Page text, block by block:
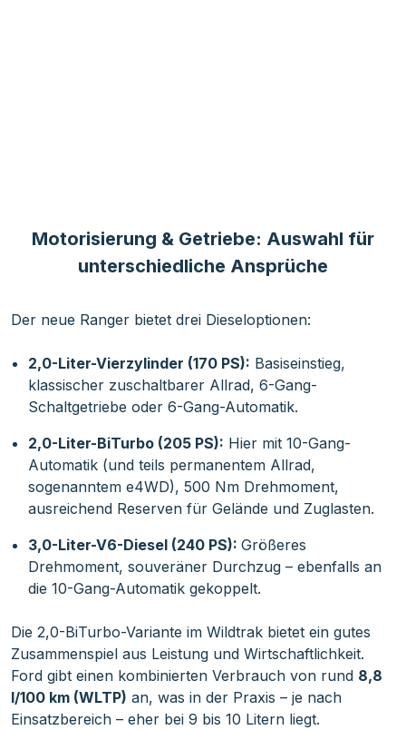
Motorisierung & Getriebe: Auswahl für
unterschiedliche Ansprüche
Der neue Ranger bietet drei Dieseloptionen:
2,0-Liter-Vierzylinder (170 PS): Basiseinstieg,
klassischer zuschaltbarer Allrad, 6-Gang-
Schaltgetriebe oder 6-Gang-Automatik.
2,0-Liter-BiTurbo (205 PS): Hier mit 10-Gang-
Automatik (und teils permanentem Allrad,
sogenanntem e4WD), 500 Nm Drehmoment,
ausreichend Reserven für Gelände und Zuglasten.
3,0-Liter-V6-Diesel (240 PS):Größeres
Drehmoment, souveräner Durchzug – ebenfalls an
die 10-Gang-Automatik gekoppelt.
Die 2,0-BiTurbo-Variante im Wildtrak bietet ein gutes
Zusammenspiel aus Leistung und Wirtschaftlichkeit.
Ford gibt einen kombinierten Verbrauch von rund 8,8
l/100 km (WLTP) an, was in der Praxis – je nach
Einsatzbereich – eher bei 9 bis 10 Litern liegt.